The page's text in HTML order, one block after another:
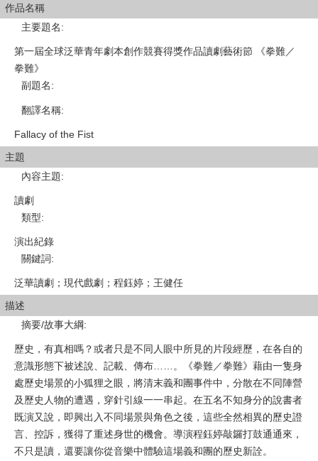
作品名稱
主要題名:
第一屆全球泛華青年劇本創作競賽得獎作品讀劇藝術節 《拳難／
拳難》
副題名:
翻譯名稱:
Fallacy of the Fist
主題
內容主題:
讀劇
類型:
演出紀錄
關鍵詞:
泛華讀劇；現代戲劇；程鈺婷；王健任
描述
摘要/故事大綱:
歷史，有真相嗎？或者只是不同人眼中所見的片段經歷，在各自的
意識形態下被述說、記載、傳布……。《拳難／拳難》藉由一隻身
處歷史場景的小狐狸之眼，將清末義和團事件中，分散在不同陣營
及歷史人物的遭遇，穿針引線一一串起。在五名不知身分的說書者
既演又說，即興出入不同場景與角色之後，這些全然相異的歷史證
言、控訴，獲得了重述身世的機會。導演程鈺婷敲鑼打鼓通通來，
不只是讀，還要讓你從音樂中體驗這場義和團的歷史新詮。